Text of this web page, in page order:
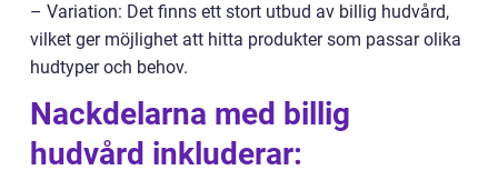
– Variation: Det finns ett stort utbud av billig hudvård,
vilket ger möjlighet att hitta produkter som passar olika
hudtyper och behov.
Nackdelarna med billig
hudvård inkluderar: